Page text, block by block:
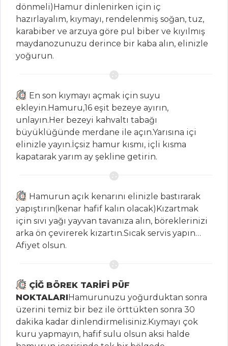
HAMUR İŞLERI
KIYMALI YUFKA
YUFKA BÖREĞİ
CALZONE
Hamur İşleri Tüm
Tarifleri
Meksika Usulü
Mısır
Maş Fasulye
Piyazı
Mezeler Tüm
Tarifleri
dönmeli)Hamur dinlenirken için iç
hazırlayalım, kıymayı, rendelenmiş soğan, tuz,
karabiber ve arzuya göre pul biber ve kıyılmış
maydanozunuzu derince bir kaba alın, elinizle
yoğurun.
En son kıymayı açmak için suyu
ekleyin.Hamuru,16 eşit bezeye ayırın,
unlayın.Her bezeyi kahvaltı tabağı
büyüklüğünde merdane ile açın.Yarısına içi
elinizle yayın.İçsiz hamur kısmı, içli kısma
kapatarak yarım ay şekline getirin.
Hamurun açık kenarını elinizle bastırarak
yapıştırın(kenar hafif kalın olacak)Kızartmak
için sıvı yağı yayvan tavanıza alın, böreklerinizi
arka ön çevirerek kızartın.Sıcak servis yapın…
Afiyet olsun.
ÇİĞ BÖREK TARİFİ PÜF
NOKTALARIHamurunuzu yoğurduktan sonra
üzerini temiz bir bez ile örttükten sonra 30
dakika kadar dinlendirmelisiniz.Kıymayı çok
kuru yapmayın, hafif sulu olsun aksi halde